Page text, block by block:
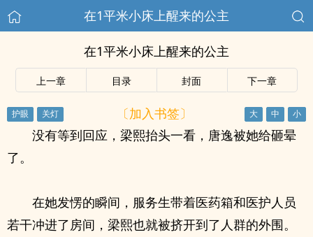
在1平米小床上醒来的公主
在1平米小床上醒来的公主
上一章 目录 封面 下一章
〔加入书签〕
没有等到回应，梁熙抬头一看，唐逸被她给砸晕
了。
在她发愣的瞬间，服务生带着医药箱和医护人员
若干冲进了房间，梁熙也就被挤开到了人群的外围。